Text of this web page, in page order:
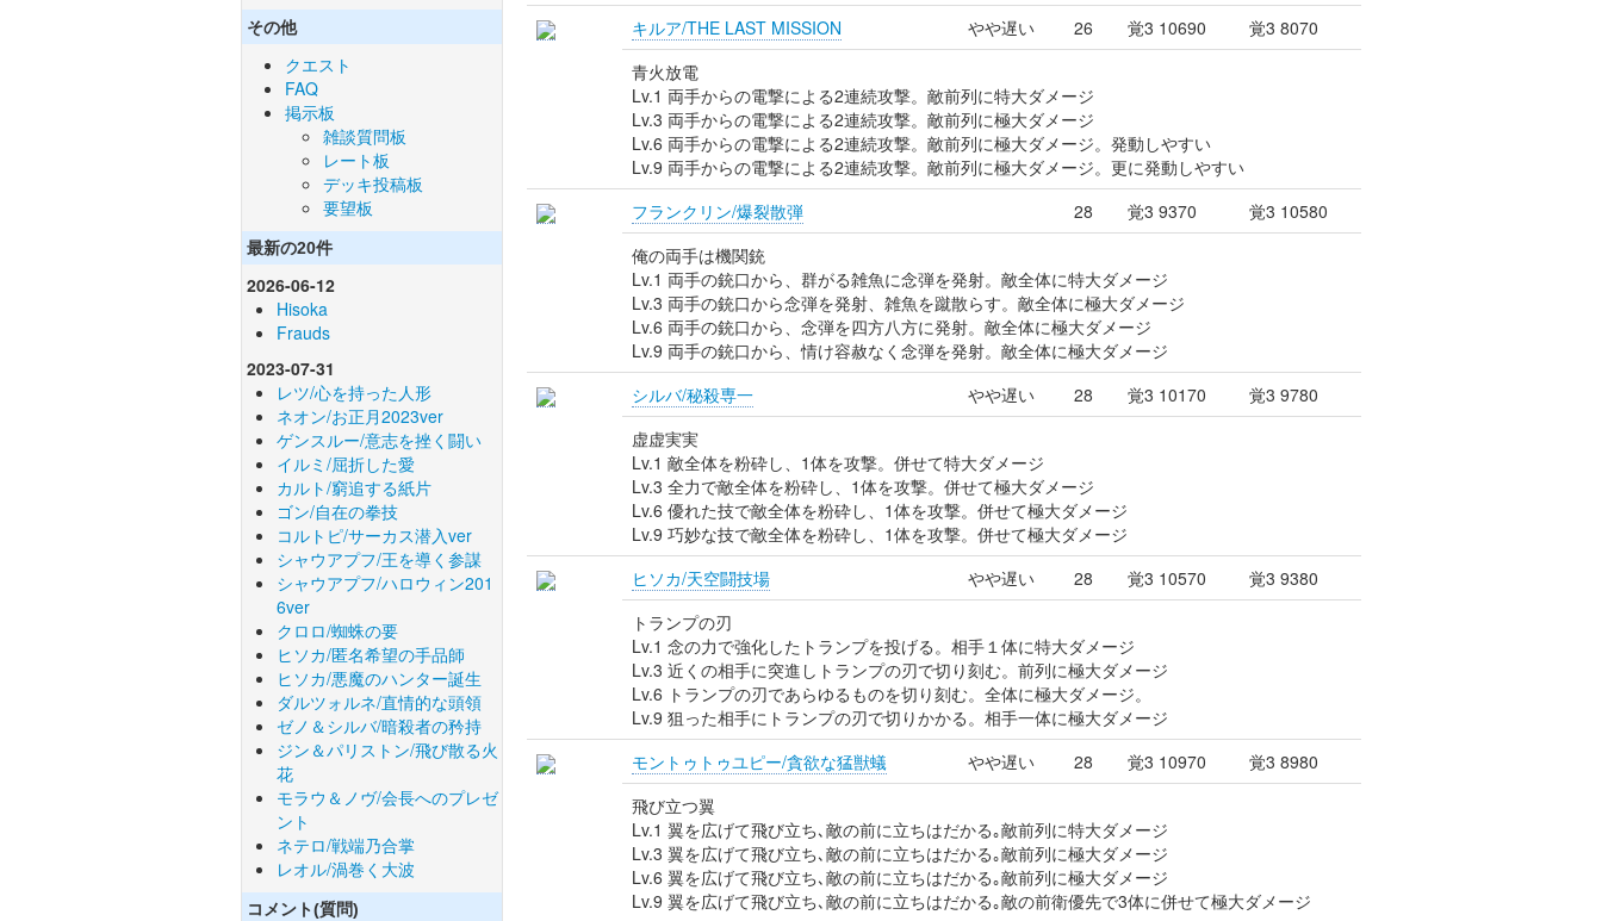
その他
クエスト
FAQ
掲示板
雑談質問板
レート板
デッキ投稿板
要望板
最新の20件
2026-06-12
Hisoka
Frauds
2023-07-31
レツ/心を持った人形
ネオン/お正月2023ver
ゲンスルー/意志を挫く闘い
イルミ/屈折した愛
カルト/窮追する紙片
ゴン/自在の拳技
コルトピ/サーカス潜入ver
シャウアプフ/王を導く参謀
シャウアプフ/ハロウィン201
6ver
クロロ/蜘蛛の要
ヒソカ/匿名希望の手品師
ヒソカ/悪魔のハンター誕生
ダルツォルネ/直情的な頭領
ゼノ＆シルバ/暗殺者の矜持
ジン＆パリストン/飛び散る火
花
モラウ＆ノヴ/会長へのプレゼ
ント
ネテロ/戦端乃合掌
レオル/渦巻く大波
コメント(質問)
キルア/THE LAST MISSION
やや遅い 26 覚3 10690
覚3 8070
青火放電
Lv.1 両手からの電撃による2連続攻撃。敵前列に特大ダメージ
Lv.3 両手からの電撃による2連続攻撃。敵前列に極大ダメージ
Lv.6 両手からの電撃による2連続攻撃。敵前列に極大ダメージ。発動しやすい
Lv.9 両手からの電撃による2連続攻撃。敵前列に極大ダメージ。更に発動しやすい
フランクリン/爆裂散弾
28 覚3 9370
覚3 10580
俺の両手は機関銃
Lv.1 両手の銃口から、群がる雑魚に念弾を発射。敵全体に特大ダメージ
Lv.3 両手の銃口から念弾を発射、雑魚を蹴散らす。敵全体に極大ダメージ
Lv.6 両手の銃口から、念弾を四方八方に発射。敵全体に極大ダメージ
Lv.9 両手の銃口から、情け容赦なく念弾を発射。敵全体に極大ダメージ
シルバ/秘殺専一
やや遅い 28 覚3 10170
覚3 9780
虚虚実実
Lv.1 敵全体を粉砕し、1体を攻撃。併せて特大ダメージ
Lv.3 全力で敵全体を粉砕し、1体を攻撃。併せて極大ダメージ
Lv.6 優れた技で敵全体を粉砕し、1体を攻撃。併せて極大ダメージ
Lv.9 巧妙な技で敵全体を粉砕し、1体を攻撃。併せて極大ダメージ
ヒソカ/天空闘技場
やや遅い 28 覚3 10570
覚3 9380
トランプの刃
Lv.1 念の力で強化したトランプを投げる。相手１体に特大ダメージ
Lv.3 近くの相手に突進しトランプの刃で切り刻む。前列に極大ダメージ
Lv.6 トランプの刃であらゆるものを切り刻む。全体に極大ダメージ。
Lv.9 狙った相手にトランプの刃で切りかかる。相手一体に極大ダメージ
モントゥトゥユピー/貪欲な猛獣蟻
やや遅い 28 覚3 10970
覚3 8980
飛び立つ翼
Lv.1 翼を広げて飛び立ち､敵の前に立ちはだかる｡敵前列に特大ダメージ
Lv.3 翼を広げて飛び立ち､敵の前に立ちはだかる｡敵前列に極大ダメージ
Lv.6 翼を広げて飛び立ち､敵の前に立ちはだかる｡敵前列に極大ダメージ
Lv.9 翼を広げて飛び立ち､敵の前に立ちはだかる｡敵の前衛優先で3体に併せて極大ダメージ